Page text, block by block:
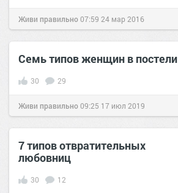
Живи правильно07:59 24 мар 2016
Семь типов женщин в постели
30 29
Живи правильно09:25 17 июл 2019
7 типов отвратительных
любовниц
30 12